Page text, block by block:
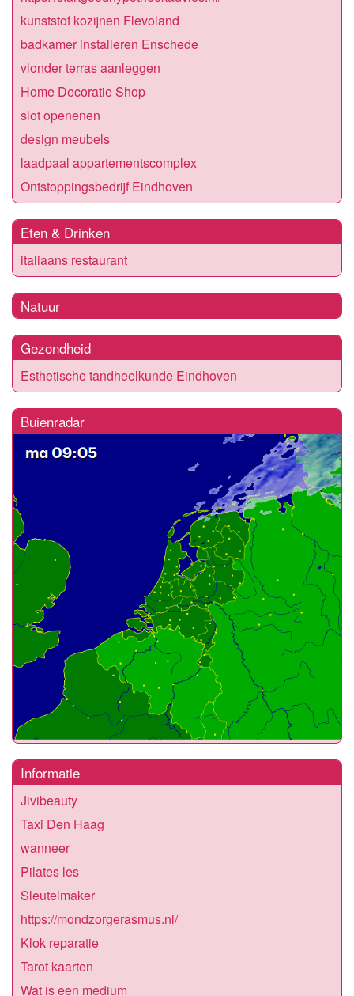
kunststof kozijnen Flevoland
badkamer installeren Enschede
vlonder terras aanleggen
Home Decoratie Shop
slot openenen
design meubels
laadpaal appartementscomplex
Ontstoppingsbedrijf Eindhoven
Eten & Drinken
italiaans restaurant
Natuur
Gezondheid
Esthetische tandheelkunde Eindhoven
Buienradar
Informatie
Jivibeauty
Taxi Den Haag
wanneer
Pilates les
Sleutelmaker
https://mondzorgerasmus.nl/
Klok reparatie
Tarot kaarten
Wat is een medium